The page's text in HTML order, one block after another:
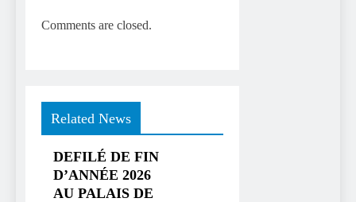
Comments are closed.
Related News
DEFILÉ DE FIN
D’ANNÉE 2026
AU PALAIS DE